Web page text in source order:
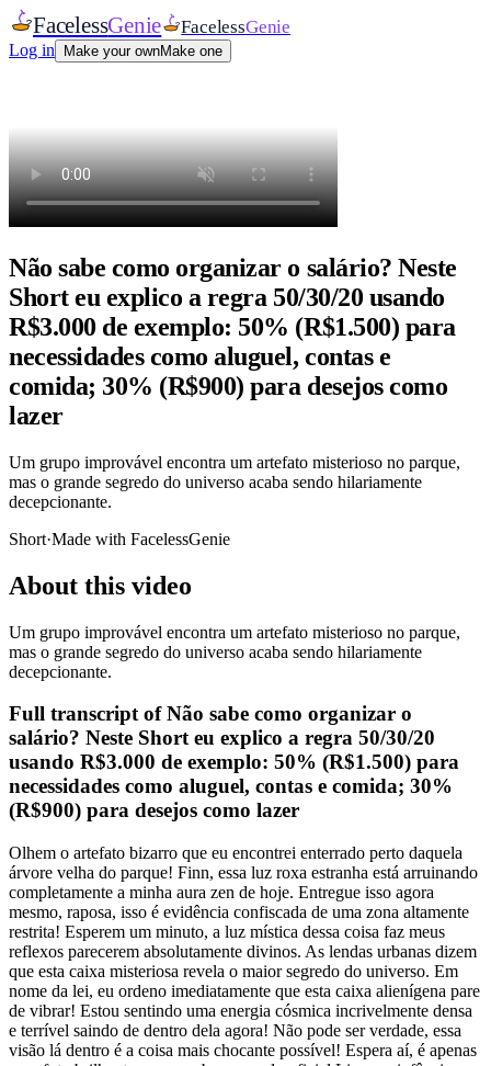
FacelessGenie FacelessGenie
Log in Make your ownMake one
Não sabe como organizar o salário? Neste
Short eu explico a regra 50/30/20 usando
R$3.000 de exemplo: 50% (R$1.500) para
necessidades como aluguel, contas e
comida; 30% (R$900) para desejos como
lazer
Um grupo improvável encontra um artefato misterioso no parque,
mas o grande segredo do universo acaba sendo hilariamente
decepcionante.
Short·Made with FacelessGenie
About this video
Um grupo improvável encontra um artefato misterioso no parque,
mas o grande segredo do universo acaba sendo hilariamente
decepcionante.
Full transcript ofNão sabe como organizar o
salário? Neste Short eu explico a regra 50/30/20
usando R$3.000 de exemplo: 50% (R$1.500) para
necessidades como aluguel, contas e comida; 30%
(R$900) para desejos como lazer
Olhem o artefato bizarro que eu encontrei enterrado perto daquela
árvore velha do parque! Finn, essa luz roxa estranha está arruinando
completamente a minha aura zen de hoje. Entregue isso agora
mesmo, raposa, isso é evidência confiscada de uma zona altamente
restrita! Esperem um minuto, a luz mística dessa coisa faz meus
reflexos parecerem absolutamente divinos. As lendas urbanas dizem
que esta caixa misteriosa revela o maior segredo do universo. Em
nome da lei, eu ordeno imediatamente que esta caixa alienígena pare
de vibrar! Estou sentindo uma energia cósmica incrivelmente densa
e terrível saindo de dentro dela agora! Não pode ser verdade, essa
visão lá dentro é a coisa mais chocante possível! Espera aí, é apenas